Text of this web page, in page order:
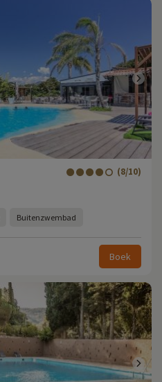
(8/10)
Buitenzwembad
Boek